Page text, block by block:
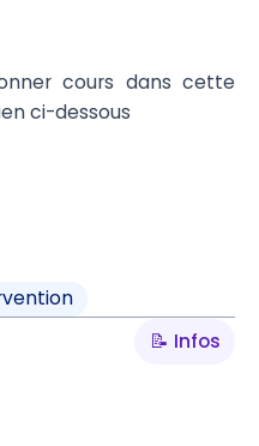
cours dans cette
ci-dessous
📝 Infos